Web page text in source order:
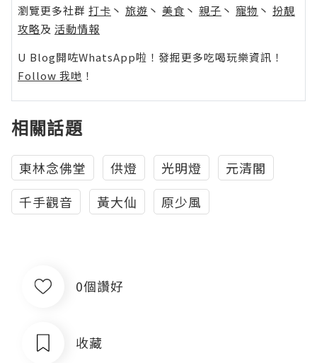
瀏覽更多社群 打卡 丶 旅遊 丶 美食 丶 親子 丶 寵物 丶 扮靚
攻略及 活動情報
U Blog開咗WhatsApp啦！發掘更多吃喝玩樂資訊！
Follow 我哋 ！
相關話題
東林念佛堂 供燈 光明燈
元清閣
千手觀音
黃大仙 原少風
0個讚好
收藏